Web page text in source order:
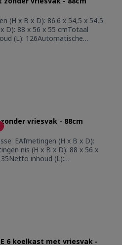
(EEI): 99.8Gewicht (Kg): 29
(H x B x D): 86.6 x 54,5 x 54,5
D): 88 x 56 x 55 cmTotaal
(L): 126Automatische
guardMeubelbevestiging:
Efficency Index (EEI):
vriesvak - 88cm
EAfmetingen (H x B x D):
nis (H x B x D): 88 x 56 x
inhoud (L):
1Omkeerbare
voor
Efficency Index (EEI):
6 koelkast met vriesvak -